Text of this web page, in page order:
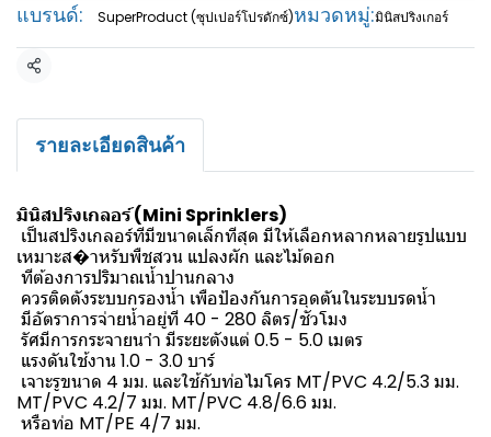
แบรนด์: SuperProduct (ซุปเปอร์โปรดักซ์)หมวดหมู่:มินิสปริงเกอร์
แชร์
รายละเอียดสินค้า
มินิสปริงเกลอร์ (Mini Sprinklers)
เป็นสปริงเกลอร์ทีมีขนาดเล็กทีสุด มีให้เลือกหลากหลายรูปแบบ
เหมาะส�าหรับพืชสวน แปลงผัก และไม้ดอก
ทีต้องการปริมาณน้ำปานกลาง
ควรติดตังระบบกรองน้ำ เพือป้องกันการอุดตันในระบบรดน้ำ
มีอัตราการจ่ายน้ำอยู่ที 40 - 280 ลิตร/ชัวโมง
รัศมีการกระจายนาำ มีระยะตังแต่ 0.5 - 5.0 เมตร
แรงดันใช้งาน 1.0 - 3.0 บาร์
เจาะรูขนาด 4 มม. และใช้กับท่อไมโคร MT/PVC 4.2/5.3 มม.
MT/PVC 4.2/7 มม. MT/PVC 4.8/6.6 มม.
หรือท่อ MT/PE 4/7 มม.